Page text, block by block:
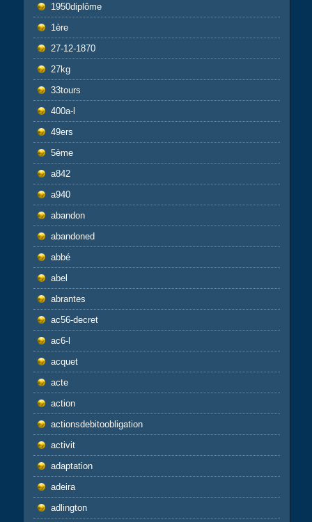
1950diplôme
1ère
27-12-1870
27kg
33tours
400a-l
49ers
5ème
a842
a940
abandon
abandoned
abbé
abel
abrantes
ac56-decret
ac6-l
acquet
acte
action
actionsdebitoobligation
activit
adaptation
adeira
adlington